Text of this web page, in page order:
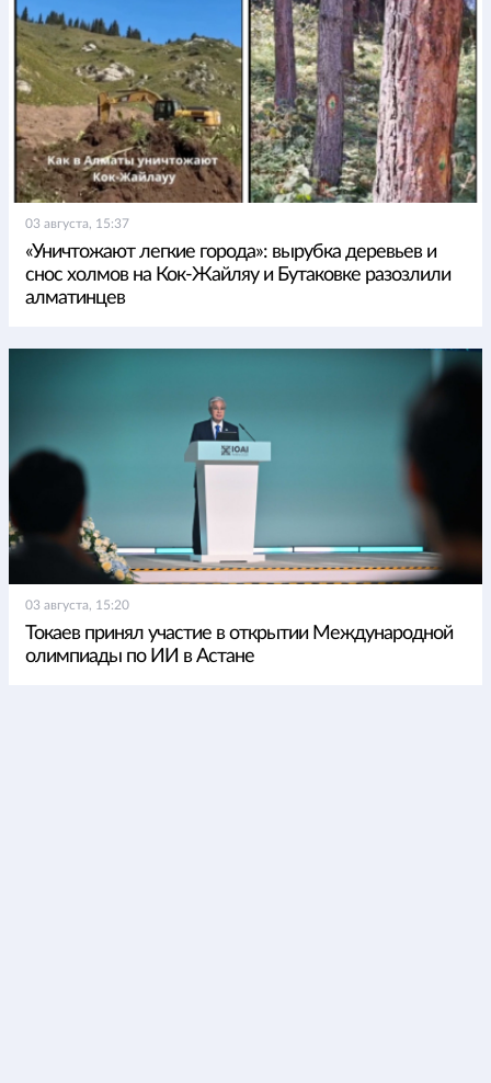
03 августа, 15:37
«Уничтожают легкие города»: вырубка деревьев и
снос холмов на Кок-Жайляу и Бутаковке разозлили
алматинцев
03 августа, 15:20
Токаев принял участие в открытии Международной
олимпиады по ИИ в Астане